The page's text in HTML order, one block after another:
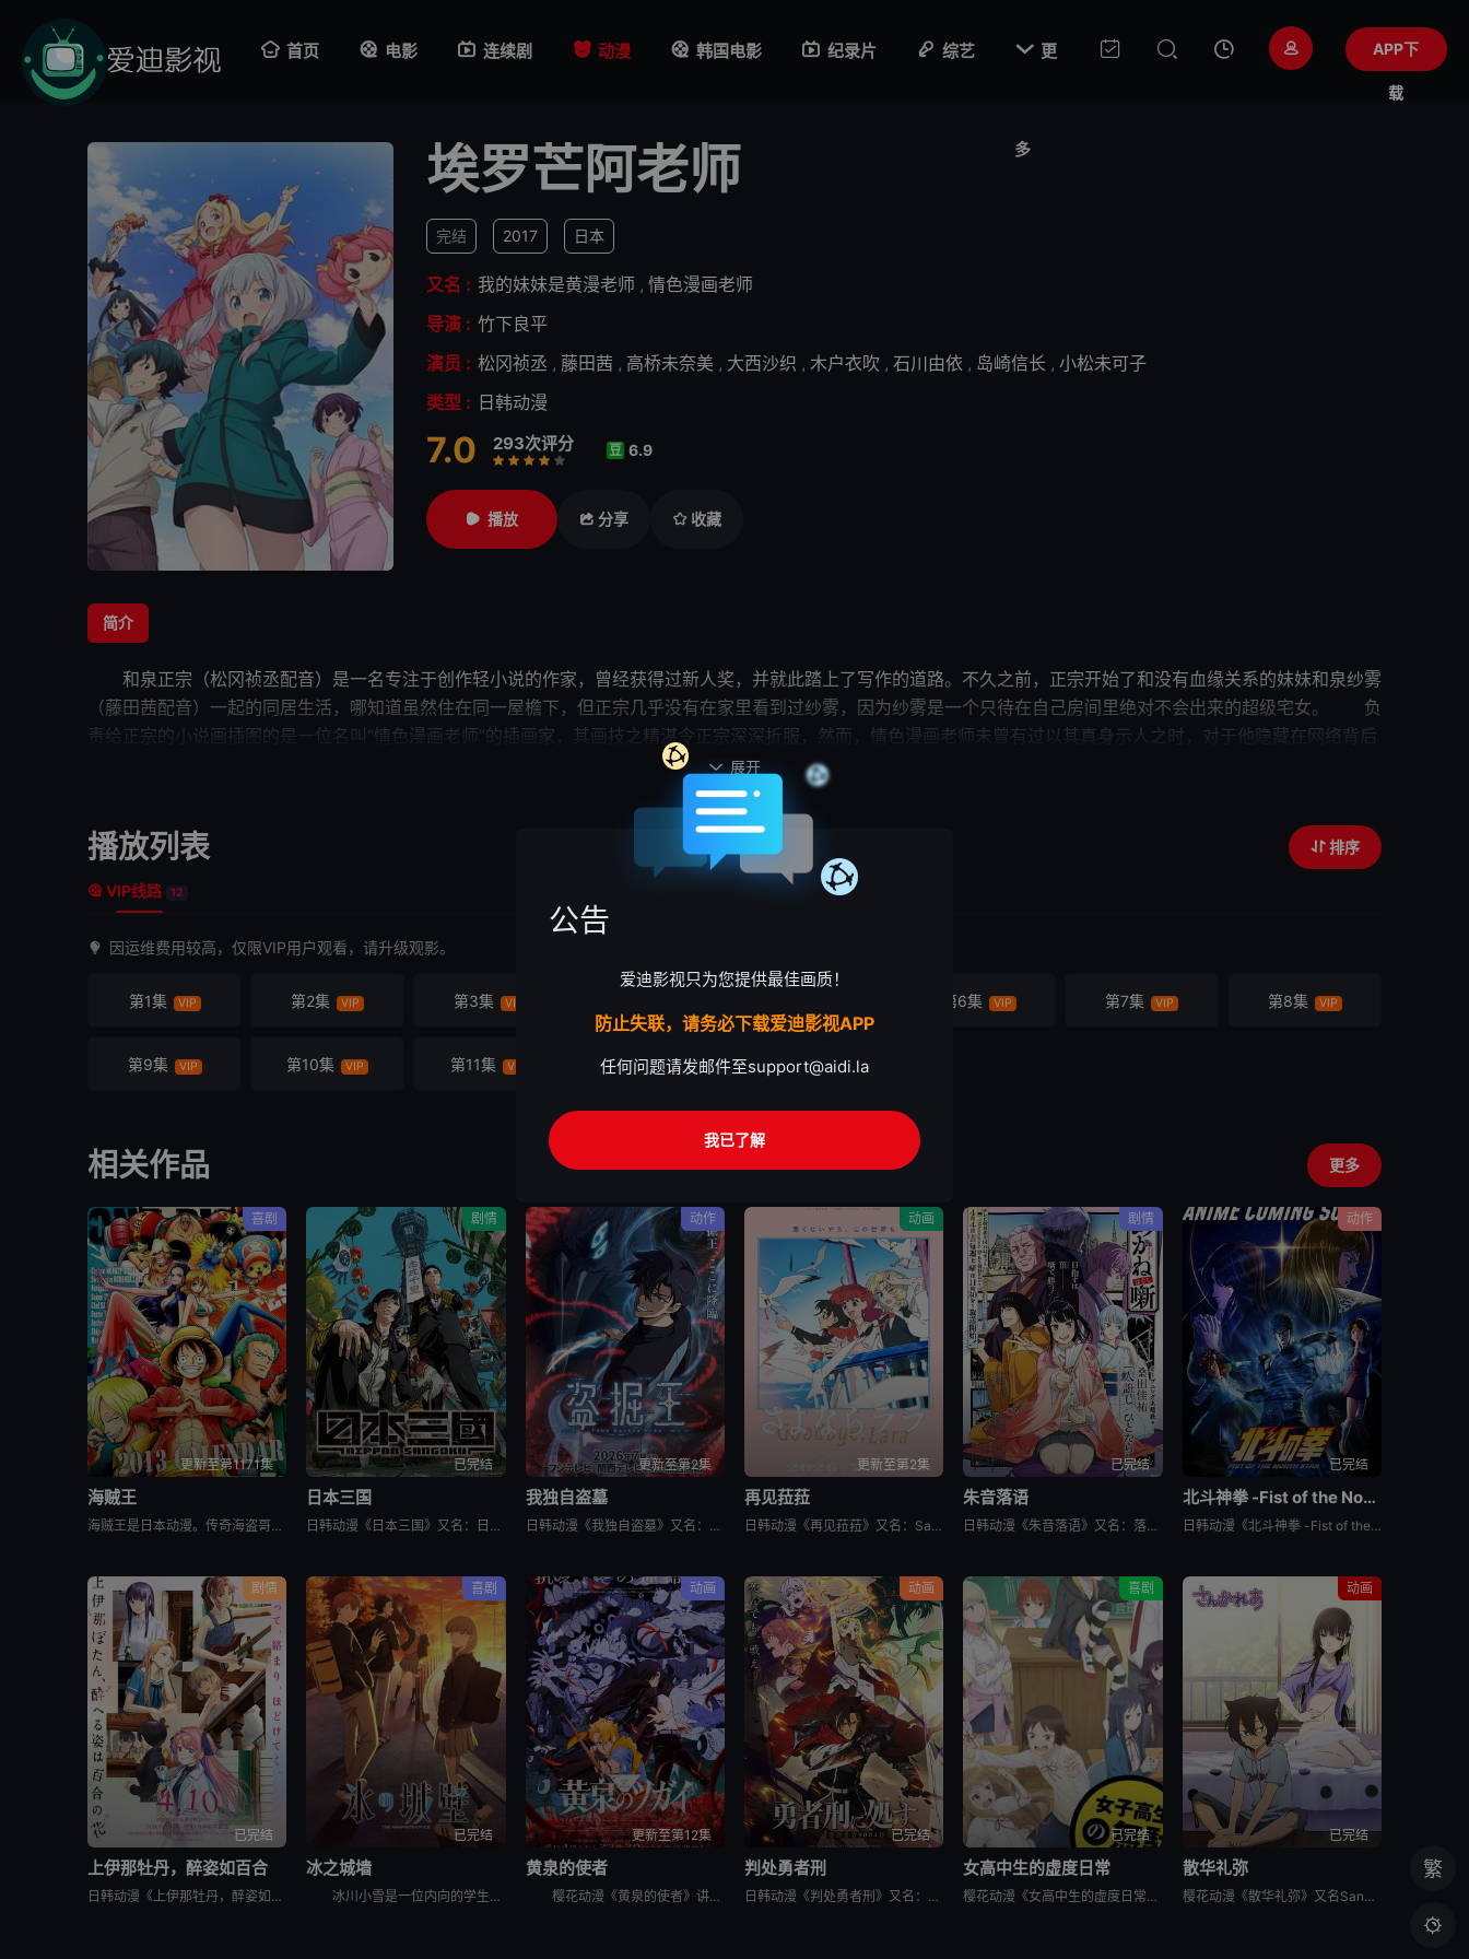
首页 电影 连续剧 动漫 韩国电影 纪录片 综艺  更
多
APP下
载
埃罗芒阿老师
完结 2017 日本
又名 : 我的妹妹是黄漫老师 , 情色漫画老师
导演 : 竹下良平
演员 : 松冈祯丞 , 藤田茜 , 高桥未奈美 , 大西沙织 , 木户衣吹 , 石川由依 , 岛崎信长 , 小松未可子
类型 : 日韩动漫
7.0 293次评分
很差
较差还行推荐
力荐
豆 6.9
播放 分享 收藏
简介
和泉正宗（松冈祯丞配音）是一名专注于创作轻小说的作家，曾经获得过新人奖，并就此踏上了写作的道路。不久之前，正宗开始了和没有血缘关系的妹妹和泉纱雾
（藤田茜配音）一起的同居生活，哪知道虽然住在同一屋檐下，但正宗几乎没有在家里看到过纱雾，因为纱雾是一个只待在自己房间里绝对不会出来的超级宅女。 负
责给正宗的小说画插图的是一位名叫“情色漫画老师”的插画家，其画技之精湛令正宗深深折服，然而，情色漫画老师未曾有过以其真身示人之时，对于他隐藏在网络背后
的真实面目，正宗有着诸多的猜测。然而，让正宗没有想到的是，这位插画家的真身，竟然就是妹妹纱雾！
 展开
播放列表 排序
VIP线路 12
因运维费用较高，仅限VIP用户观看，请升级观影。
第1集 VIP 第2集 VIP 第3集 VIP 第6集 VIP 第7集 VIP 第8集 VIP
第9集 VIP 第10集 VIP 第11集 VIP 第12集 VIP
相关作品 更多
喜剧
更新至第1171集
海贼王
海贼王是日本动漫。传奇海盗哥尔•D•罗杰在临死前曾留下关于其毕生的财富“OnePiece”的消息，由此引得群雄并起，众海盗们为了这笔传说中的巨额财富展开争夺，各种势力、政权不断交替，整个世界进入了动荡混乱的“大海贼
剧情
已完结
日本三国
日韩动漫《日本三国》又名：日本三國，讲述了：令和末期，日本因全球核战影响走向衰败，大量难民涌入，更严重的病毒、大地震、苛政与饥荒接连发生，引发民众暴动，国家体制崩溃，人口锐减至原来的十分之一以下，文明
动作
更新至第2集
我独自盗墓
日韩动漫《我独自盗墓》又名：盗墓王,盗掘王,Tomb Raider King,トウクツオウ,도굴왕，讲述了：2025年，世界各处惊现古墓，获得墓中“宝物”之人便能获得先人的异能，全世界为获得宝物而疯狂
动画
更新至第2集
再见菈菈
日韩动漫《再见菈菈》又名：Sayonara Lara,再见,劳拉,さよならララ，讲述了：昔々あるところに、ララという人魚のプリンセスがおりました。海の王である父と、姉たちに愛されて、すくすくと育ちまし
剧情
已完结
朱音落语
日韩动漫《朱音落语》又名：落语朱音,Akane-banashi,あかね噺，讲述了：朱音从小就非常崇拜身为落语家的父亲，经常在门后偷看父亲练习的模样。然而，父亲参加「真打」晋升测验却遭到无情地逐出师门之
动作
已完结
北斗神拳 -Fist of the North Star-
日韩动漫《北斗神拳 -Fist of the North Star-》又名：北⽃之拳 -Fist of the North Star-,北斗の拳 -FIST OF THE NORTH STAR-，讲述
剧情
已完结
上伊那牡丹，醉姿如百合
日韩动漫《上伊那牡丹，醉姿如百合》又名：Kamiina Botan,Yoeru Sugata wa Yuri no Hana,the Drunken Appearance Is a Lily Flow
喜剧
已完结
冰之城墙
冰川小雪是一位内向的学生，她总是向外筑起一道高高的心墙，只跟儿时好友安昙美姫互动。有一天，名叫雨宫凑的男孩，没来由地开始试图打进小雪的心房，扰乱了她平静的生活。 孤僻的小雪、受欢迎的美姫、没有边界
动画
更新至第12集
黄泉的使者
樱花动漫《黄泉的使者》讲述了，月落和亚晨是一对双胞胎兄妹，他们在一个与世隔绝的深山小村落里出生，被称为“分隔夜与昼的双子”。他们拥有获得特殊力量的资格，一场围绕他们的双使战斗也随之展开。 &nbs
动画
已完结
判处勇者刑
日韩动漫《判处勇者刑》又名：勇者刑に処す,勇者处刑 惩罚勇者9004队服刑记录,勇者刑に処す 懲罰勇者9004隊刑務記録，讲述了：勇者刑是最严重的刑罚。犯了大罪被判处勇者刑的人，将受到勇者的惩罚。所谓
喜剧
已完结
女高中生的虚度日常
樱花动漫《女高中生的虚度日常》又名：女子高中生的虚度日常,女高中生的无所事事,女高中生的浪费青春,Wasteful Days of High School Girls,女子高生の無駄づかい，讲述了：性
动画
已完结
散华礼弥
樱花动漫《散华礼弥》又名Sankarea,僵尸哪有那么萌？(台),さんかれあ,散华礼弥，讲述了：散华礼弥（内田真礼 配音）本该是一个快乐活泼的女孩，可是与亡母过分想象的外貌激发了父亲散华团一郎（石冢运
繁

公告
爱迪影视只为您提供最佳画质！
防止失联，请务必下载爱迪影视APP
任何问题请发邮件至support@aidi.la
我已了解